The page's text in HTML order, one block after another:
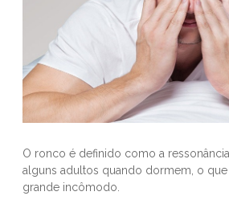
O ronco é definido como a
alguns adultos quando dormem, o
grande incômodo.